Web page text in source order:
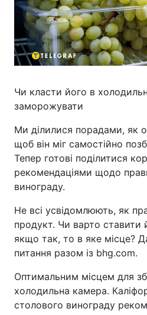
Чи класти його в
заморожувати
Ми ділилися порадами, як
щоб він міг самостійно
Тепер готові поділитися
рекомендаціями щодо
винограду.
Не всі усвідомлюють, як
продукт. Чи варто ставити
якщо так, то в яке місце?
питання разом із bhg.com.
Оптимальним місцем для
холодильна камера.
столового винограду